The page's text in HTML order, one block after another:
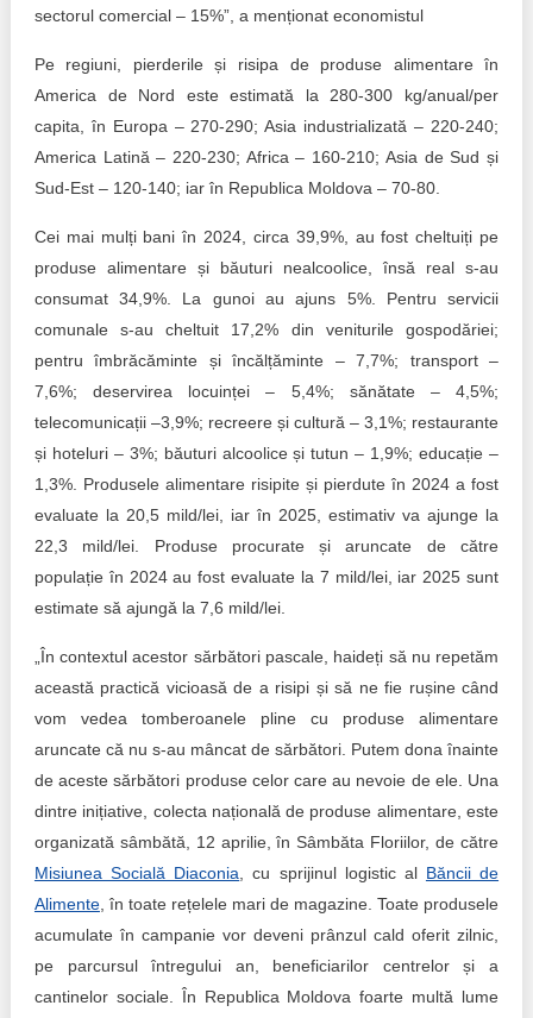
sectorul comercial – 15%”, a menționat economistul
Pe regiuni, pierderile și risipa de produse alimentare în
America de Nord este estimată la 280-300 kg/anual/per
capita, în Europa – 270-290; Asia industrializată – 220-240;
America Latină – 220-230; Africa – 160-210; Asia de Sud și
Sud-Est – 120-140; iar în Republica Moldova – 70-80.
Cei mai mulți bani în 2024, circa 39,9%, au fost cheltuiți pe
produse alimentare și băuturi nealcoolice, însă real s-au
consumat 34,9%. La gunoi au ajuns 5%. Pentru servicii
comunale s-au cheltuit 17,2% din veniturile gospodăriei;
pentru îmbrăcăminte și încălțăminte – 7,7%; transport –
7,6%; deservirea locuinței – 5,4%; sănătate – 4,5%;
telecomunicații –3,9%; recreere și cultură – 3,1%; restaurante
și hoteluri – 3%; băuturi alcoolice și tutun – 1,9%; educație –
1,3%. Produsele alimentare risipite și pierdute în 2024 a fost
evaluate la 20,5 mild/lei, iar în 2025, estimativ va ajunge la
22,3 mild/lei. Produse procurate și aruncate de către
populație în 2024 au fost evaluate la 7 mild/lei, iar 2025 sunt
estimate să ajungă la 7,6 mild/lei.
„În contextul acestor sărbători pascale, haideți să nu repetăm
această practică vicioasă de a risipi și să ne fie rușine când
vom vedea tomberoanele pline cu produse alimentare
aruncate că nu s-au mâncat de sărbători. Putem dona înainte
de aceste sărbători produse celor care au nevoie de ele. Una
dintre inițiative, colecta națională de produse alimentare, este
organizată sâmbătă, 12 aprilie, în Sâmbăta Floriilor, de către
Misiunea Socială Diaconia , cu sprijinul logistic al Băncii de
Alimente, în toate rețelele mari de magazine. Toate produsele
acumulate în campanie vor deveni prânzul cald oferit zilnic,
pe parcursul întregului an, beneficiarilor centrelor și a
cantinelor sociale. În Republica Moldova foarte multă lume